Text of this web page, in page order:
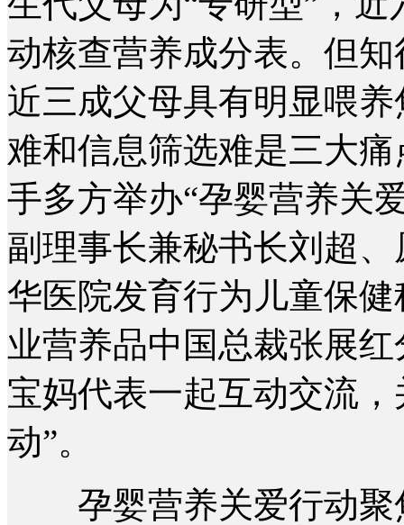
动核查营养成分表。但
近三成父母具有明显喂
难和信息筛选难是三大
手多方举办“孕婴营养关
副理事长兼秘书长刘超
华医院发育行为儿童保
业营养品中国总裁张展
宝妈代表一起互动交流
动”。
孕婴营养关爱行动聚